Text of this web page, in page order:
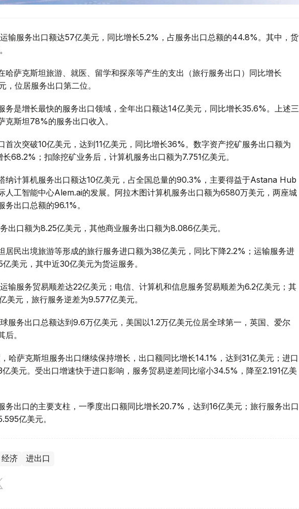
输服务出口额达57亿美元，同比增长5.2%，占服务出口总额的44.8%。其中，货
哈萨克斯坦旅游、就医、留学和探亲等产生的支出（旅行服务出口）同比增长
位居服务出口第二位。
务是增长最快的服务出口领域，全年出口额达14亿美元，同比增长35.6%。上述三
克斯坦78%的服务出口收入。
首次突破10亿美元，达到11亿美元，同比增长36%。数字资产挖矿服务出口额为
68.2%；扣除挖矿业务后，计算机服务出口额为7.751亿美元。
纳计算机服务出口额达10亿美元，占全国总量的90.3%，主要得益于Astana Hub
人工智能中心Alem.ai的发展。阿拉木图计算机服务出口额为6580万美元，两座城
出口总额的96.1%。
出口额为8.25亿美元，其他商业服务出口额为8.086亿美元。
居民出境旅游等形成的旅行服务进口额为38亿美元，同比下降2.2%；运输服务进
美元，其中近30亿美元为货运服务。
输服务贸易顺差达22亿美元；电信、计算机和信息服务贸易顺差为6.2亿美元；其
美元，旅行服务逆差为9.577亿美元。
服务出口总额达到9.6万亿美元，美国以1.2万亿美元位居全球第一，英国、爱尔
。
哈萨克斯坦服务出口继续保持增长，出口额同比增长14.1%，达到31亿美元；进口
美元。受出口增速快于进口影响，服务贸易逆差同比缩小34.5%，降至2.191亿美
务出口的主要支柱，一季度出口额同比增长20.7%，达到16亿美元；旅行服务出口
亿美元。
经济 进出口